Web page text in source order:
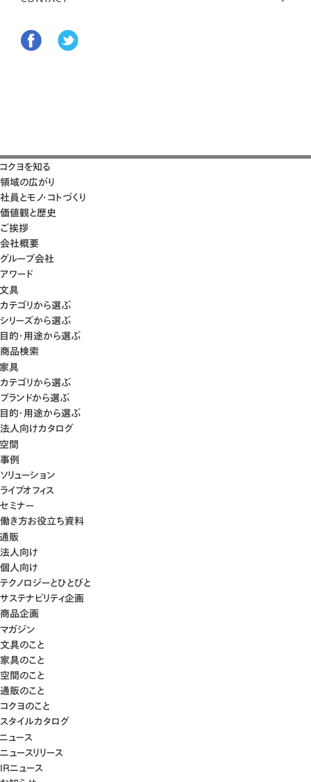
コクヨを知る
領域の広がり
社員とモノ・コトづくり
価値観と歴史
ご挨拶
会社概要
グループ会社
アワード
文具
カテゴリから選ぶ
シリーズから選ぶ
目的・用途から選ぶ
商品検索
家具
カテゴリから選ぶ
ブランドから選ぶ
目的・用途から選ぶ
法人向けカタログ
空間
事例
ソリューション
ライブオフィス
セミナー
働き方お役立ち資料
通販
法人向け
個人向け
テクノロジーとひとびと
サステナビリティ企画
商品企画
マガジン
文具のこと
家具のこと
空間のこと
通販のこと
コクヨのこと
スタイルカタログ
ニュース
ニュースリリース
IRニュース